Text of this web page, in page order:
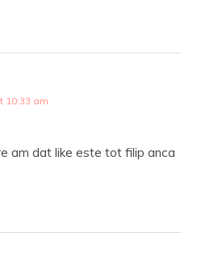
10:33 am
am dat like este tot filip anca